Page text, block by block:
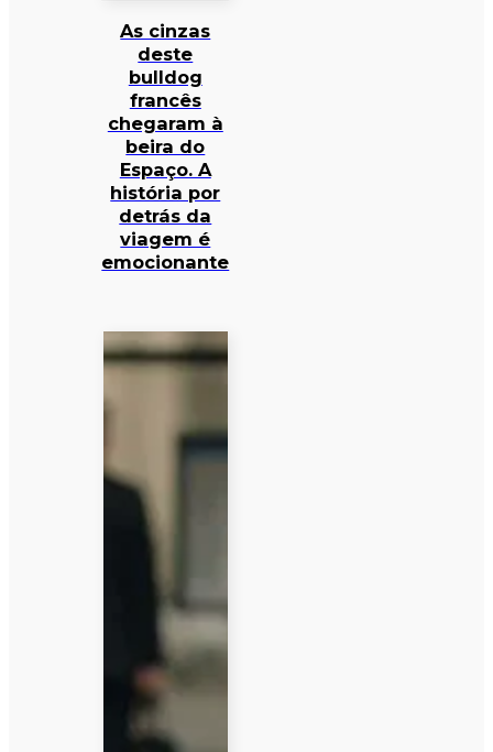
As cinzas
deste
bulldog
francês
chegaram à
beira do
Espaço. A
história por
detrás da
viagem é
emocionante